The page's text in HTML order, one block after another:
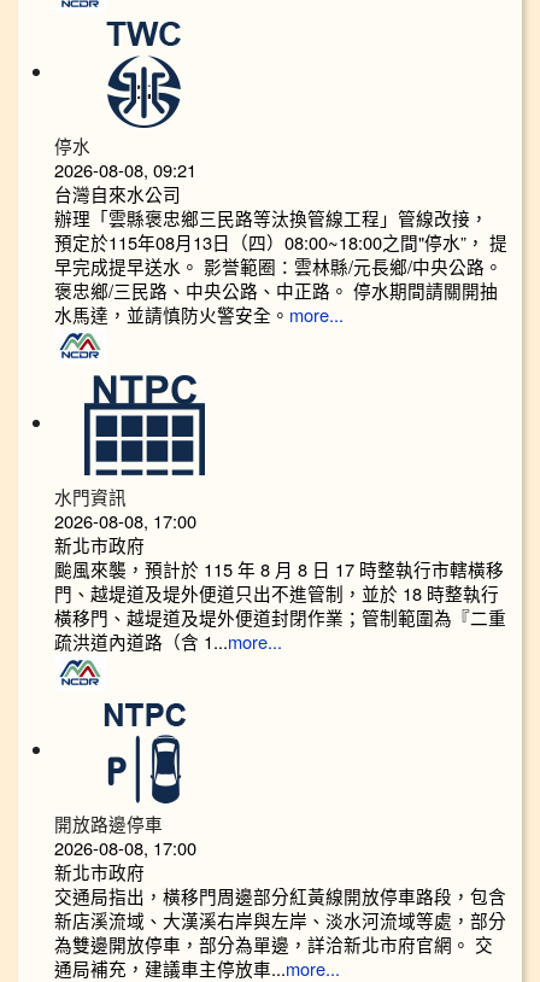
停水
2026-08-08, 09:21
台灣自來水公司
辦理「雲縣褒忠鄉三民路等汰換管線工程」管線改接，
預定於115年08月13日（四）08:00~18:00之間"停水”， 提
早完成提早送水。 影誉範圈：雲林縣/元長鄉/中央公路。
褒忠鄉/三民路、中央公路、中正路。 停水期間請關開抽
水馬達，並請慎防火警安全。 more...
水門資訊
2026-08-08, 17:00
新北市政府
颱風來襲，預計於 115 年 8 月 8 日 17 時整執行市轄橫移
門、越堤道及堤外便道只出不進管制，並於 18 時整執行
橫移門、越堤道及堤外便道封閉作業；管制範圍為『二重
疏洪道內道路（含 1...more...
開放路邊停車
2026-08-08, 17:00
新北市政府
交通局指出，橫移門周邊部分紅黃線開放停車路段，包含
新店溪流域、大漢溪右岸與左岸、淡水河流域等處，部分
為雙邊開放停車，部分為單邊，詳洽新北市府官網。 交
通局補充，建議車主停放車...more...